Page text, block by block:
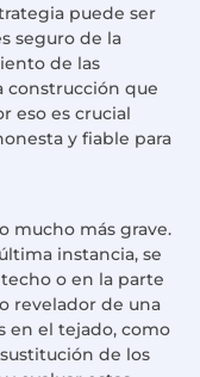
puede ser
seguro de la
de las
construcción que
eso es crucial
y fiable para
mucho más grave.
instancia, se
o en la parte
revelador de una
en el tejado, como
de los